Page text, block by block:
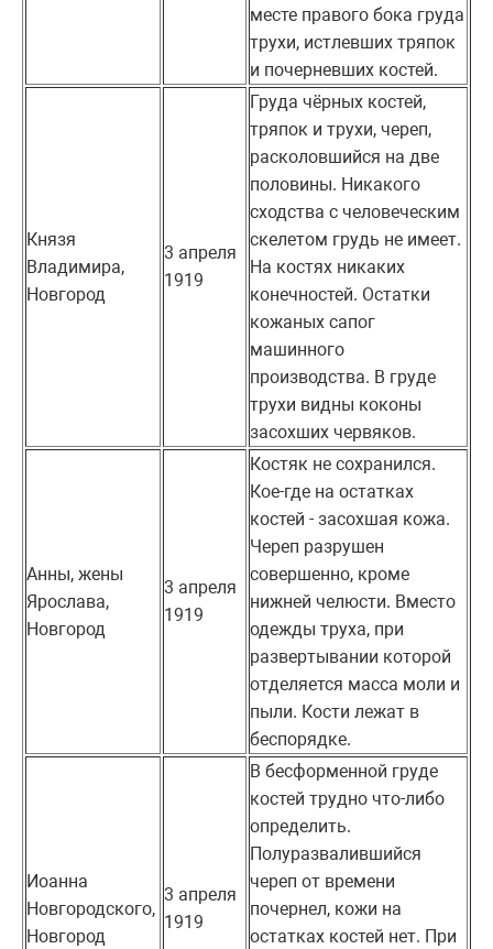
месте правого бока груда
трухи, истлевших тряпок
и почерневших костей.
Князя
Владимира,
Новгород
3 апреля
1919
Груда чёрных костей,
тряпок и трухи, череп,
расколовшийся на две
половины. Никакого
сходства с человеческим
скелетом грудь не имеет.
На костях никаких
конечностей. Остатки
кожаных сапог
машинного
производства. В груде
трухи видны коконы
засохших червяков.
Анны, жены
Ярослава,
Новгород
3 апреля
1919
Костяк не сохранился.
Кое-где на остатках
костей - засохшая кожа.
Череп разрушен
совершенно, кроме
нижней челюсти. Вместо
одежды труха, при
развертывании которой
отделяется масса моли и
пыли. Кости лежат в
беспорядке.
Иоанна
Новгородского,
Новгород
3 апреля
1919
В бесформенной груде
костей трудно что-либо
определить.
Полуразвалившийся
череп от времени
почернел, кожи на
остатках костей нет. При